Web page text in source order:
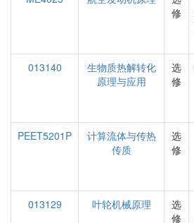
修
013140
生物质热解转化
原理与应用
选
修
PEET5201P
计算流体与传热
传质
选
修
013129
叶轮机械原理
选
修